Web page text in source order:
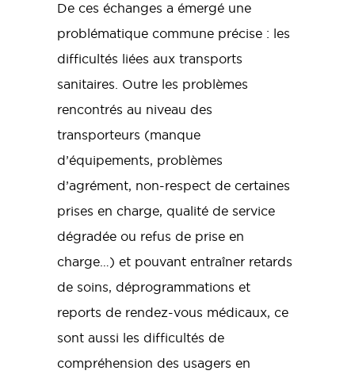
De ces échanges a émergé une
problématique commune précise : les
difficultés liées aux transports
sanitaires. Outre les problèmes
rencontrés au niveau des
transporteurs (manque
d’équipements, problèmes
d’agrément, non-respect de certaines
prises en charge, qualité de service
dégradée ou refus de prise en
charge…) et pouvant entraîner retards
de soins, déprogrammations et
reports de rendez-vous médicaux, ce
sont aussi les difficultés de
compréhension des usagers en